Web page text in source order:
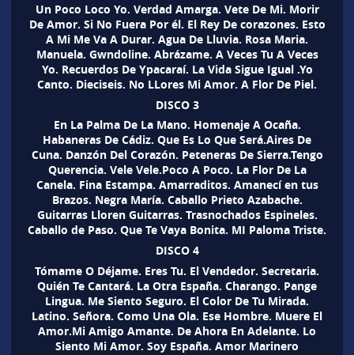
Un Poco Loco Yo. Verdad Amarga. Vete De Mi. Morir
De Amor. Si No Fuera Por él. El Rey De corazones. Esto
A Mi Me Va A Durar. Agua De Lluvia. Rosa Maria.
Manuela. Gwndoline. Abrázame. A Veces Tu A Veces
Yo. Recuerdos De Ypacaraí. La Vida Sigue Igual .Yo
Canto. Dieciseis. No LLores Mi Amor. A Flor De Piel.
DISCO 3
En La Palma De La Mano. Homenaje A Ocaña.
Habaneras De Cádiz. Que Es Lo Que Será.Aires De
Cuna. Danzón Del Corazón. Peteneras De Sierra.Tengo
Querencia. Vele Vele.Poco A Poco. La Flor De La
Canela. Fina Estampa. Amarraditos. Amanecí en tus
Brazos. Negra María. Caballo Prieto Azabache.
Guitarras Lloren Guitarras. Trasnochados Espineles.
Caballo de Paso. Que Te Vaya Bonita. MI Paloma Triste.
DISCO 4
Tómame O Déjame. Eres Tu. El Vendedor. Secretaria.
Quién Te Cantará. La Otra España. Charango. Pange
Lingua. Me Siento Seguro. El Color De Tu Mirada.
Latino. Señora. Como Una Ola. Ese Hombre. Muere El
Amor.Mi Amigo Amante. De Ahora En Adelante. Lo
Siento Mi Amor. Soy España. Amor Marinero